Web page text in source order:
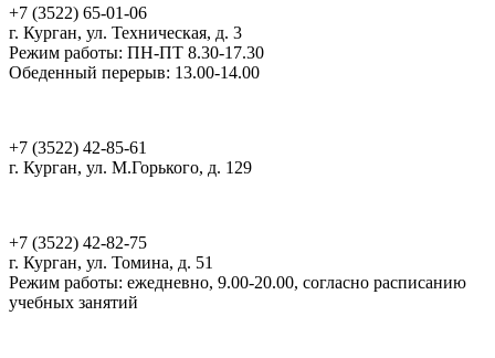
+7 (3522) 65-01-06
г. Курган, ул. Техническая, д. 3
Режим работы: ПН-ПТ 8.30-17.30
Обеденный перерыв: 13.00-14.00
+7 (3522) 42-85-61
г. Курган, ул. М.Горького, д. 129
+7 (3522) 42-82-75
г. Курган, ул. Томина, д. 51
Режим работы: ежедневно, 9.00-20.00, согласно расписанию
учебных занятий